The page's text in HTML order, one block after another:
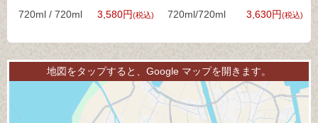
720ml / 720ml 3,580円(税込) 720ml/720ml 3,630円(税込)
地図をタップすると、Google マップを開きます。